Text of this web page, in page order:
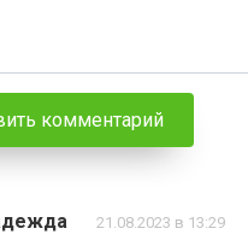
21.08.2023 в 13:29